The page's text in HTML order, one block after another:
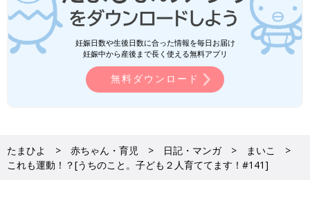
妊娠日数や生後日数に合った情報を毎日お届け
妊娠中から産後まで長く使える無料アプリ
無料ダウンロード
たまひよ 赤ちゃん・育児 日記・マンガ
まいこ
これも運動！？[うちのこと。子ども２人育ててます！#141]